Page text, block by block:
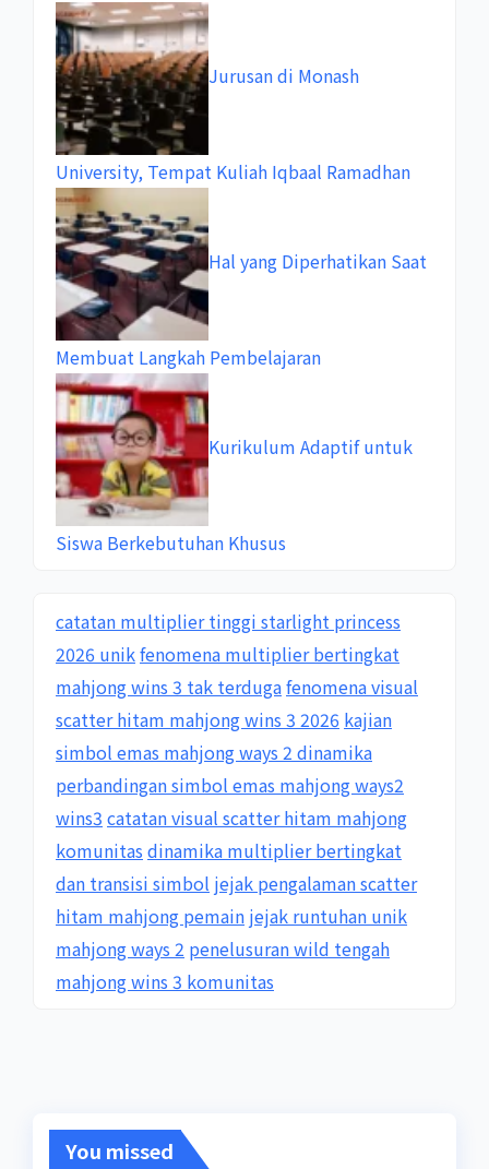
Jurusan di Monash
University, Tempat Kuliah Iqbaal Ramadhan
Hal yang Diperhatikan Saat
Membuat Langkah Pembelajaran
Kurikulum Adaptif untuk
Siswa Berkebutuhan Khusus
catatan multiplier tinggi starlight princess
2026 unikfenomena multiplier bertingkat
mahjong wins 3 tak terdugafenomena visual
scatter hitam mahjong wins 3 2026 kajian
simbol emas mahjong ways 2 dinamika
perbandingan simbol emas mahjong ways2
wins3 catatan visual scatter hitam mahjong
komunitas dinamika multiplier bertingkat
dan transisi simbol jejak pengalaman scatter
hitam mahjong pemain jejak runtuhan unik
mahjong ways 2 penelusuran wild tengah
mahjong wins 3 komunitas
You missed